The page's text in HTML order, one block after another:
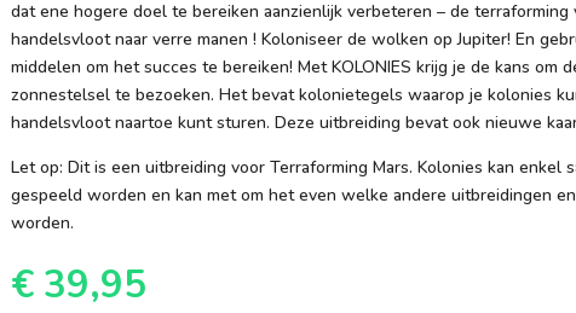
dat ene hogere doel te bereiken aanzienlijk verbeteren – de terraforming
handelsvloot naar verre manen ! Koloniseer de wolken op Jupiter! En
middelen om het succes te bereiken! Met KOLONIES krijg je de kans om
zonnestelsel te bezoeken. Het bevat kolonietegels waarop je kolonies
handelsvloot naartoe kunt sturen. Deze uitbreiding bevat ook nieuwe
Let op: Dit is een uitbreiding voor Terraforming Mars. Kolonies kan enkel
gespeeld worden en kan met om het even welke andere uitbreidingen
worden.
€39,95